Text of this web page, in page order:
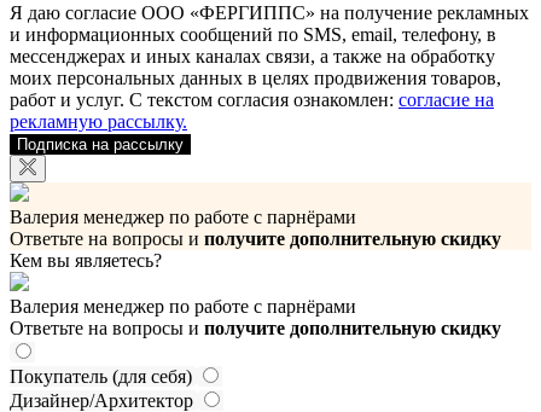
Я даю согласие ООО «ФЕРГИППС» на получение рекламных
и информационных сообщений по SMS, email, телефону, в
мессенджерах и иных каналах связи, а также на обработку
моих персональных данных в целях продвижения товаров,
работ и услуг. С текстом согласия ознакомлен: согласие на
рекламную рассылку.
Подписка на рассылку
Валерия менеджер по работе с парнёрами
Ответьте на вопросы и получите дополнительную скидку
Кем вы являетесь?
Валерия менеджер по работе с парнёрами
Ответьте на вопросы и получите дополнительную скидку
Покупатель (для себя)
Дизайнер/Архитектор